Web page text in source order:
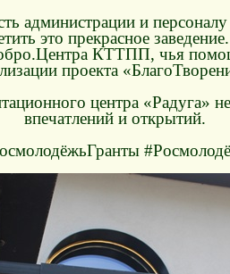
администрации и
это прекрасное
КТТПП, чья
проекта
центра
впечатлений и открытий.